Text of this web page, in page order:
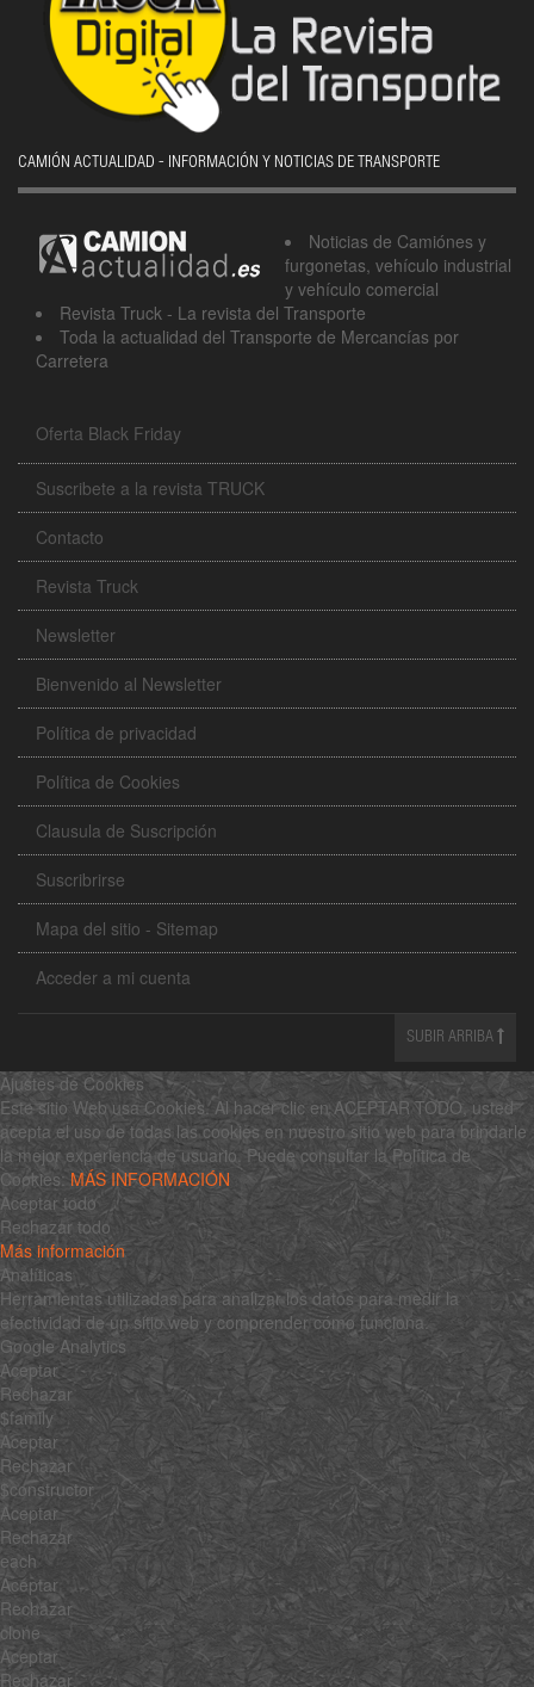
CAMIÓN ACTUALIDAD - INFORMACIÓN Y NOTICIAS DE TRANSPORTE
Noticias de Camiónes y
furgonetas, vehículo industrial
y vehículo comercial
Revista Truck - La revista del Transporte
Toda la actualidad del Transporte de Mercancías por
Carretera
Oferta Black Friday
Suscribete a la revista TRUCK
Contacto
Revista Truck
Newsletter
Bienvenido al Newsletter
Política de privacidad
Política de Cookies
Clausula de Suscripción
Suscribrirse
Mapa del sitio - Sitemap
Acceder a mi cuenta
SUBIR ARRIBA
Ajustes de Cookies
Este sitio Web usa Cookies. Al hacer clic en ACEPTAR TODO, usted
acepta el uso de todas las cookies en nuestro sitio web para brindarle
la mejor experiencia de usuario. Puede consultar la Política de
Cookies: MÁS INFORMACIÓN
Aceptar todo
Rechazar todo
Más información
Analíticas
Herramientas utilizadas para analizar los datos para medir la
efectividad de un sitio web y comprender cómo funciona.
Google Analytics
Aceptar
Rechazar
$family
Aceptar
Rechazar
$constructor
Aceptar
Rechazar
each
Aceptar
Rechazar
clone
Aceptar
Rechazar